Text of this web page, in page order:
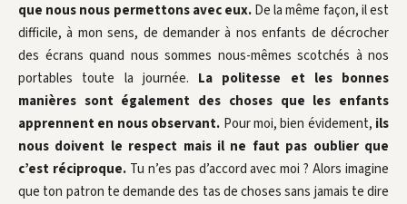
que nous nous permettons avec eux.De la même façon, il est
difficile, à mon sens, de demander à nos enfants de décrocher
des écrans quand nous sommes nous-mêmes scotchés à nos
portables toute la journée. La politesse et les bonnes
manières sont également des choses que les enfants
apprennent en nous observant. Pour moi, bien évidement, ils
nous doivent le respect mais il ne faut pas oublier que
c’est réciproque.Tu n’es pas d’accord avec moi ? Alors imagine
que ton patron te demande des tas de choses sans jamais te dire